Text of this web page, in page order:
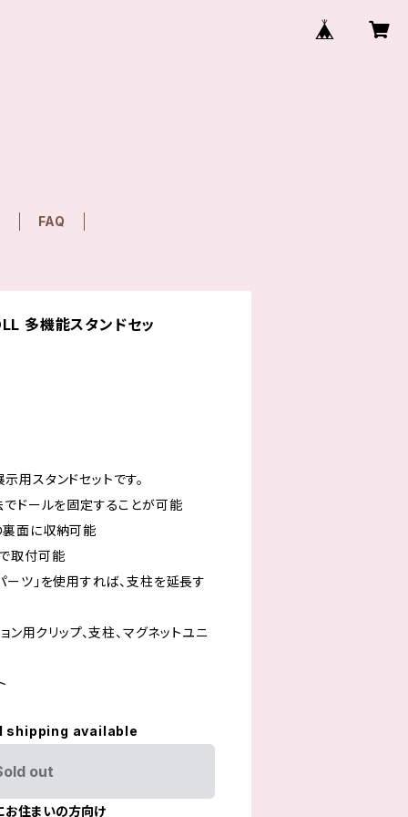
FAQ
多機能スタンドセッ
スタンドセットです。
ドールを固定することが可能
面に収納可能
取付可能
ツ」を使用すれば、支柱を延長す
ン用クリップ、支柱、マグネットユニ
shipping available
out
お住まいの方向け